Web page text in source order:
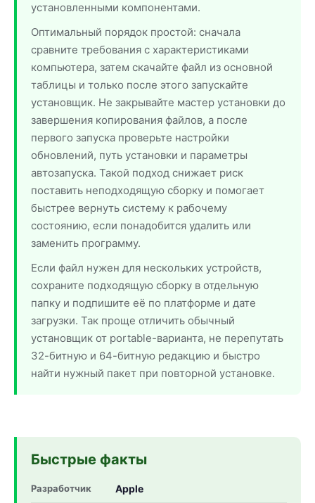
установленными компонентами.
Оптимальный порядок простой: сначала
сравните требования с характеристиками
компьютера, затем скачайте файл из основной
таблицы и только после этого запускайте
установщик. Не закрывайте мастер установки до
завершения копирования файлов, а после
первого запуска проверьте настройки
обновлений, путь установки и параметры
автозапуска. Такой подход снижает риск
поставить неподходящую сборку и помогает
быстрее вернуть систему к рабочему
состоянию, если понадобится удалить или
заменить программу.
Если файл нужен для нескольких устройств,
сохраните подходящую сборку в отдельную
папку и подпишите её по платформе и дате
загрузки. Так проще отличить обычный
установщик от portable-варианта, не перепутать
32-битную и 64-битную редакцию и быстро
найти нужный пакет при повторной установке.
Быстрые факты
Разработчик Apple